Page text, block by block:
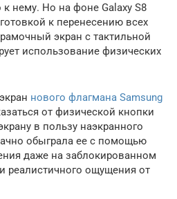
нему. Но на фоне Galaxy S8
к перенесению всех
экран с тактильной
использование физических
нового флагмана Samsung
от физической кнопки
в пользу наэкранного
обыграла ее с помощью
даже на заблокированном
реалистичного ощущения от